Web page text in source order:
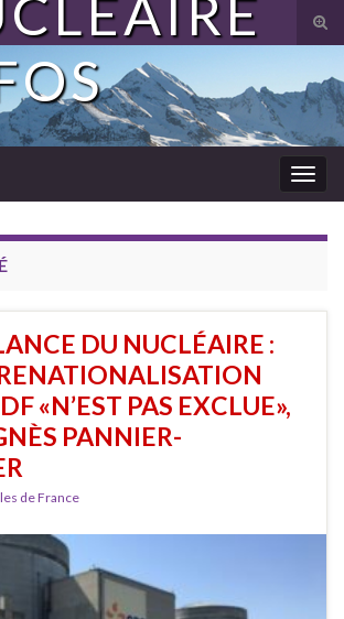
for:
DU NUCLÉAIRE :
«N’EST PAS EXCLUE»,
PANNIER-
de France